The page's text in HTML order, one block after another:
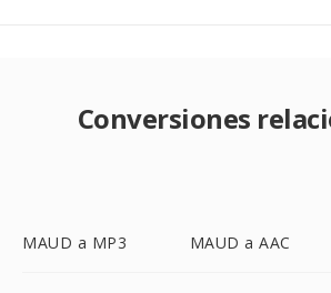
Conversiones
MAUD a MP3 MAUD a AAC